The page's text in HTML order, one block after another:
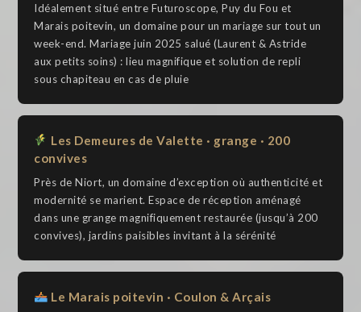
Idéalement situé entre Futuroscope, Puy du Fou et
Marais poitevin, un domaine pour un mariage sur tout un
week-end. Mariage juin 2025 salué (Laurent & Astride
aux petits soins) : lieu magnifique et solution de repli
sous chapiteau en cas de pluie
Les Demeures de Valette · grange · 200
convives
Près de Niort, un domaine d’exception où authenticité et
modernité se marient. Espace de réception aménagé
dans une grange magnifiquement restaurée (jusqu’à 200
convives), jardins paisibles invitant à la sérénité
Le Marais poitevin · Coulon & Arçais